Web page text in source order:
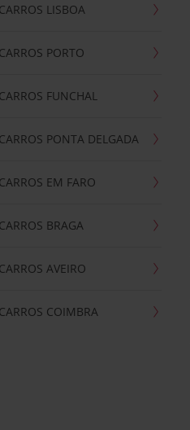
LISBOA
PORTO
FUNCHAL
PONTA DELGADA
EM FARO
BRAGA
AVEIRO
COIMBRA